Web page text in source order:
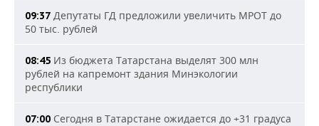
09:37 Депутаты ГД предложили увеличить МРОТ до
50 тыс. рублей
08:45 Из бюджета Татарстана выделят 300 млн
рублей на капремонт здания Минэкологии
республики
07:00 Сегодня в Татарстане ожидается до +31 градуса